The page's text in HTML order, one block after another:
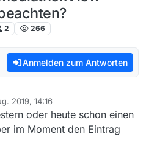
2 266
Anmelden zum Antworten
2019, 14:16
oder heute schon einen
im Moment den Eintrag